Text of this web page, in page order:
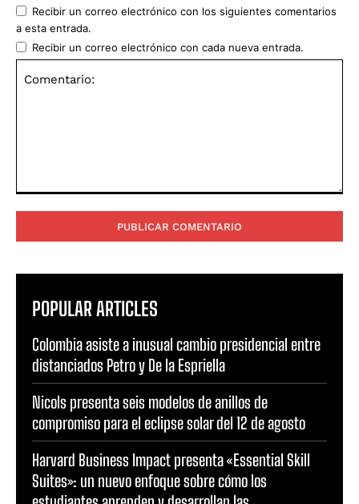
Recibir un correo electrónico con los siguientes comentarios
a esta entrada.
Recibir un correo electrónico con cada nueva entrada.
POPULAR ARTICLES
Colombia asiste a inusual cambio presidencial entre
distanciados Petro y De la Espriella
Nicols presenta seis modelos de anillos de
compromiso para el eclipse solar del 12 de agosto
Harvard Business Impact presenta «Essential Skill
Suites»: un nuevo enfoque sobre cómo los